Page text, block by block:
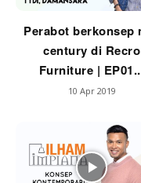
Lahar Dekor
Sembang
Tip Laman
Perabot berkonsep
century di Recro
Furniture |
10 Apr 2019